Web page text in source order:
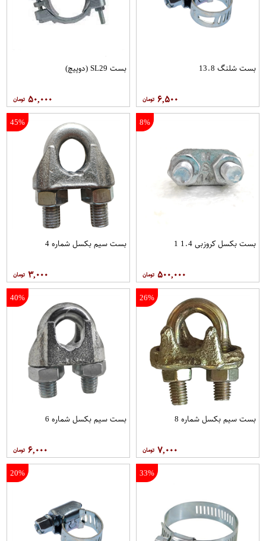
بست شلنگ 13.8
۶,۵۰۰
بست SL29 (دوپیچ)
۵۰,۰۰۰
8%
بست بکسل کروزبی 1.4 1
۵۰۰,۰۰۰
45%
بست سیم بکسل شماره 4
۳,۰۰۰
26%
بست سیم بکسل شماره 8
۷,۰۰۰
40%
بست سیم بکسل شماره 6
۶,۰۰۰
33%
20%